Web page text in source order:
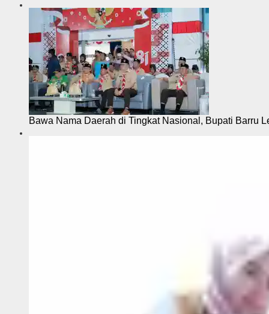
Bawa Nama Daerah di Tingkat Nasional, Bupati Barru